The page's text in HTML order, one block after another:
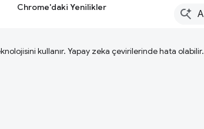
Chrome'daki Yenilikler
kullanır. Yapay zeka çevirilerinde hata olabilir.